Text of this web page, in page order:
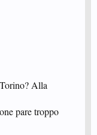
Alla
pare troppo